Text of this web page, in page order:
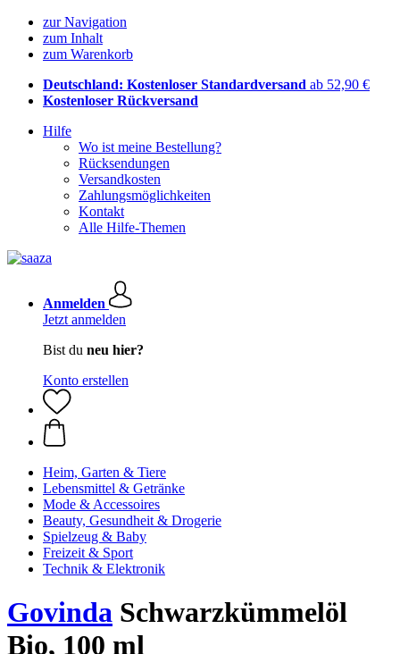
zur Navigation
zum Inhalt
zum Warenkorb
Deutschland: Kostenloser Standardversand ab 52,90 €
Kostenloser Rückversand
Hilfe
Wo ist meine Bestellung?
Rücksendungen
Versandkosten
Zahlungsmöglichkeiten
Kontakt
Alle Hilfe-Themen
Anmelden
Jetzt anmelden
Bist du neu hier?
Konto erstellen
Heim, Garten & Tiere
Lebensmittel & Getränke
Mode & Accessoires
Beauty, Gesundheit & Drogerie
Spielzeug & Baby
Freizeit & Sport
Technik & Elektronik
Govinda Schwarzkümmelöl
Bio, 100 ml